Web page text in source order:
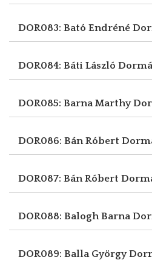
DOR083: Bató Endréné
DOR084: Báti László
DOR085: Barna Marthy
DOR086: Bán Róbert
DOR087: Bán Róbert
DOR088: Balogh Barna
DOR089: Balla György